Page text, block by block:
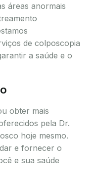
áreas anormais
de colposcopia
a saúde e o
obter mais
pela Dr.
hoje mesmo.
e fornecer o
e sua saúde